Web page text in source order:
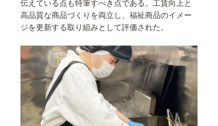
伝えている点も特筆すべき点である。工賃向上と
高品質な商品づくりを両立し、福祉商品のイメー
ジを更新する取り組みとして評価された。